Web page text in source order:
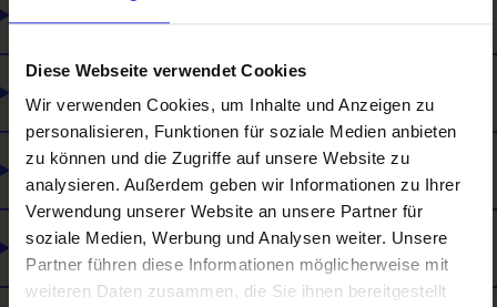
Diese Webseite verwendet Cookies
Wir verwenden Cookies, um Inhalte und Anzeigen zu
personalisieren, Funktionen für soziale Medien anbieten
zu können und die Zugriffe auf unsere Website zu
analysieren. Außerdem geben wir Informationen zu Ihrer
Verwendung unserer Website an unsere Partner für
soziale Medien, Werbung und Analysen weiter. Unsere
Partner führen diese Informationen möglicherweise mit
weiteren Daten zusammen, die Sie ihnen bereitgestellt
Was es noch gibt
Lehre und Matura
Selbstständigkeit